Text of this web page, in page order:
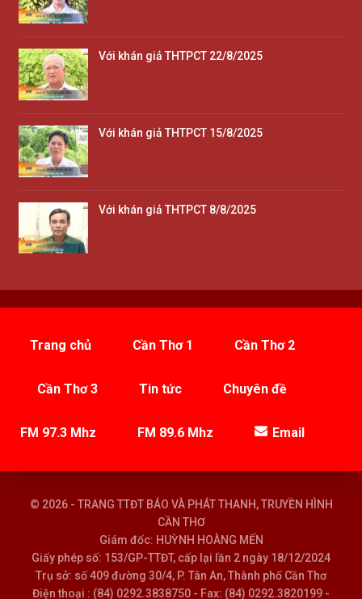
Với khán giả THTPCT 22/8/2025
Với khán giả THTPCT 15/8/2025
Với khán giả THTPCT 8/8/2025
Trang chủ Cần Thơ 1 Cần Thơ 2
Cần Thơ 3 Tin tức Chuyên đề
FM 97.3 Mhz FM 89.6 Mhz Email
© 2026 - TRANG TTĐT BÁO VÀ PHÁT THANH, TRUYỀN HÌNH
CẦN THƠ
Giám đốc: HUỲNH HOÀNG MẾN
Giấy phép số: 153/GP-TTĐT, cấp lại lần 2 ngày 18/12/2024
Trụ sở: số 409 đường 30/4, P. Tân An, Thành phố Cần Thơ
Điện thoại : (84) 0292.3838750 - Fax: (84) 0292.3820199 -